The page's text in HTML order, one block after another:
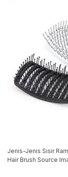
Jenis-Jenis Sisir
Hair Brush Source